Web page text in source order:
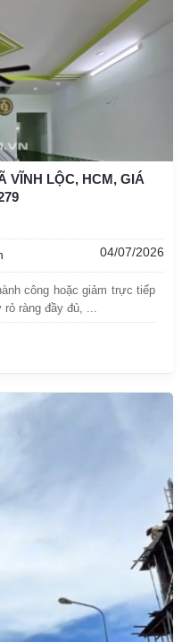
VĨNH LỘC, HCM, GIÁ
04/07/2026
công hoặc giảm trực tiếp
ràng đầy đủ, ...